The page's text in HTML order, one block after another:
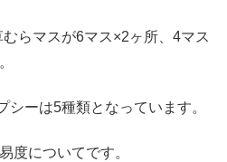
らマスが6マス×2ヶ所、4マス
シーは5種類となっています。
度についてです。